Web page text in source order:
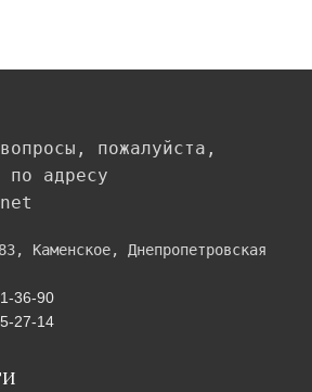
пожалуйста,
по адресу
Каменское, Днепропетровская
36-90
27-14